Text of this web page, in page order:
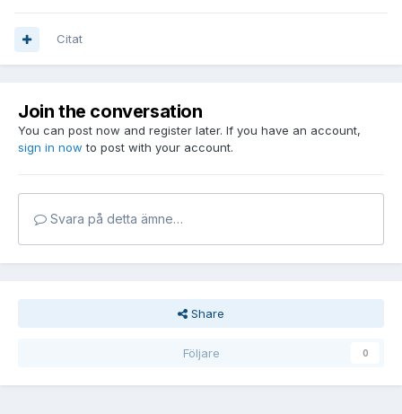
Citat
Join the conversation
You can post now and register later. If you have an account,
sign in now to post with your account.
Svara på detta ämne…
Share
Följare 0